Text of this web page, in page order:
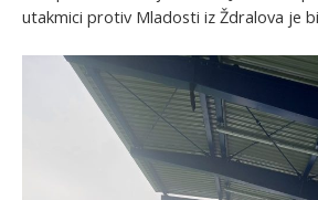
utakmici protiv Mladosti iz Ždralova je